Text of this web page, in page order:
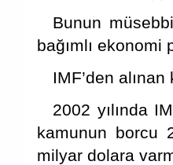
Bunun
bağımlı ekonomi
IMF’den
2002 yılında
kamunun borcu
milyar dolara